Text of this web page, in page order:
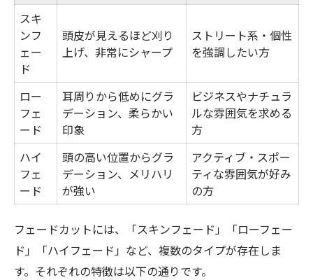
スキ
ンフ
ェー
ド
頭皮が見えるほど刈り
上げ、非常にシャープ
ストリート系・個性
を強調したい方
ロー
フェ
ード
耳周りから低めにグラ
デーション、柔らかい
印象
ビジネスやナチュラ
ルな雰囲気を求める
方
ハイ
フェ
ード
頭の高い位置からグラ
デーション、メリハリ
が強い
アクティブ・スポー
ティな雰囲気が好み
の方
フェードカットには、「スキンフェード」「ローフェー
ド」「ハイフェード」など、複数のタイプが存在しま
す。それぞれの特徴は以下の通りです。